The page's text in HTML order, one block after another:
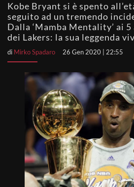
Kobe Bryant si è spento
seguito ad un tremendo
Dalla ‘Mamba Mentality’ ai
dei Lakers: la sua leggenda
di Mirko Spadaro 26 Gen 2020 | 22:55